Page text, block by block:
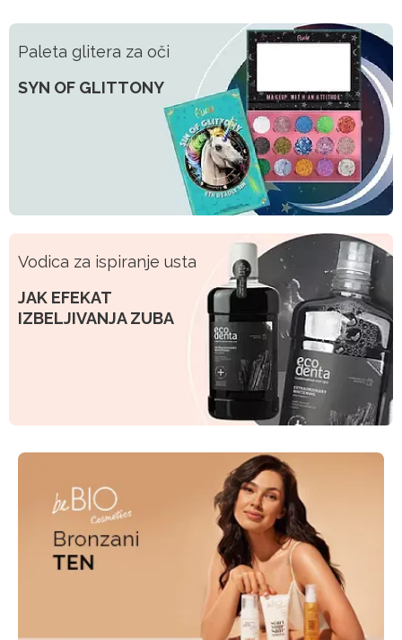
Paleta glitera za oči
SYN OF GLITTONY
Vodica za ispiranje usta
JAK EFEKAT
IZBELJIVANJA ZUBA